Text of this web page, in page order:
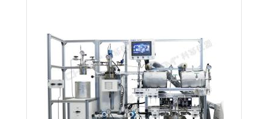
在线留言